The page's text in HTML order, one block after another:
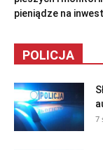
pieniądze na
POLICJA
7